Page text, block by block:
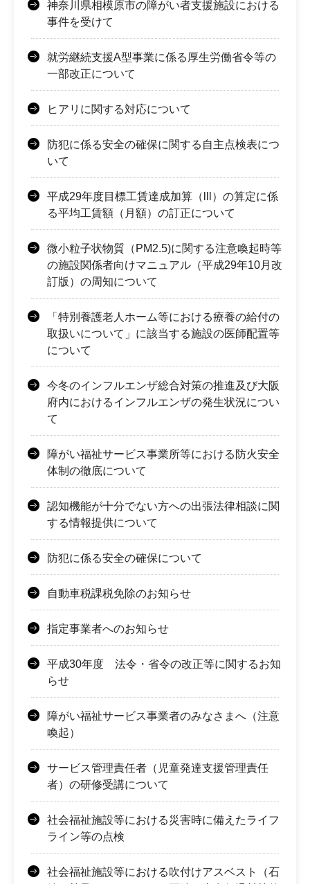
神奈川県相模原市の障がい者支援施設における
事件を受けて
就労継続支援A型事業に係る厚生労働省令等の
一部改正について
ヒアリに関する対応について
防犯に係る安全の確保に関する自主点検表につ
いて
平成29年度目標工賃達成加算（lll）の算定に係
る平均工賃額（月額）の訂正について
微小粒子状物質（PM2.5)に関する注意喚起時等
の施設関係者向けマニュアル（平成29年10月改
訂版）の周知について
「特別養護老人ホーム等における療養の給付の
取扱いについて」に該当する施設の医師配置等
について
今冬のインフルエンザ総合対策の推進及び大阪
府内におけるインフルエンザの発生状況につい
て
障がい福祉サービス事業所等における防火安全
体制の徹底について
認知機能が十分でない方への出張法律相談に関
する情報提供について
防犯に係る安全の確保について
自動車税課税免除のお知らせ
指定事業者へのお知らせ
平成30年度 法令・省令の改正等に関するお知
らせ
障がい福祉サービス事業者のみなさまへ（注意
喚起）
サービス管理責任者（児童発達支援管理責任
者）の研修受講について
社会福祉施設等における災害時に備えたライフ
ライン等の点検
社会福祉施設等における吹付けアスベスト（石